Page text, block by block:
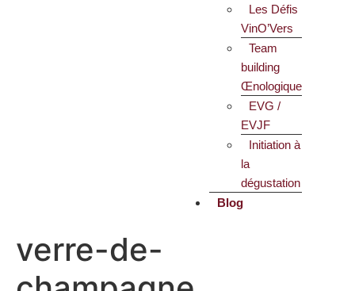
Les Défis
VinO’Vers
Team
building
Œnologique
EVG /
EVJF
Initiation à
la
dégustation
Blog
verre-de-